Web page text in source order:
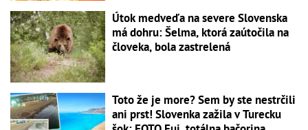
Útok medveďa na severe Slovenska
má dohru: Šelma, ktorá zaútočila na
človeka, bola zastrelená
Toto že je more? Sem by ste nestrčili
ani prst! Slovenka zažila v Turecku